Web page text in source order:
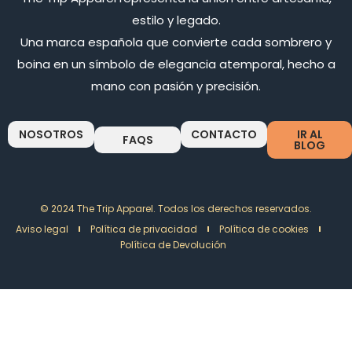
estilo y legado.
Una marca española que convierte cada sombrero y
boina en un símbolo de elegancia atemporal, hecho a
mano con pasión y precisión.
NOSOTROS FAQS CONTACTO IR AL
BLOG
© 2024 The Trip Apparel. Todos los derechos reservados.
Aviso legal
Política de privacidad
Política de cookies
Política de Devolución